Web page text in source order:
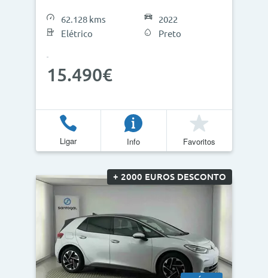
62.128 kms
Elétrico
2022
Preto
15.490€
Ligar Info Favoritos
+ 2000 EUROS DESCONTO